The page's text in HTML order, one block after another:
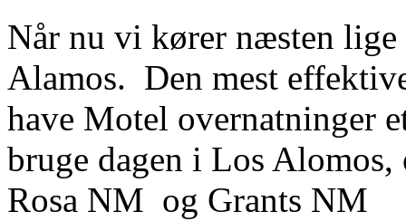
Når nu vi kører næsten
Alamos. Den mest
have Motel overnatninger
bruge dagen i Los
Rosa NM og Grants NM